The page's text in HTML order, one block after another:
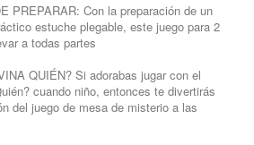
PREPARAR: Con la preparación de un
estuche plegable, este juego para 2
a todas partes
QUIÉN? Si adorabas jugar con el
cuando niño, entonces te divertirás
del juego de mesa de misterio a las